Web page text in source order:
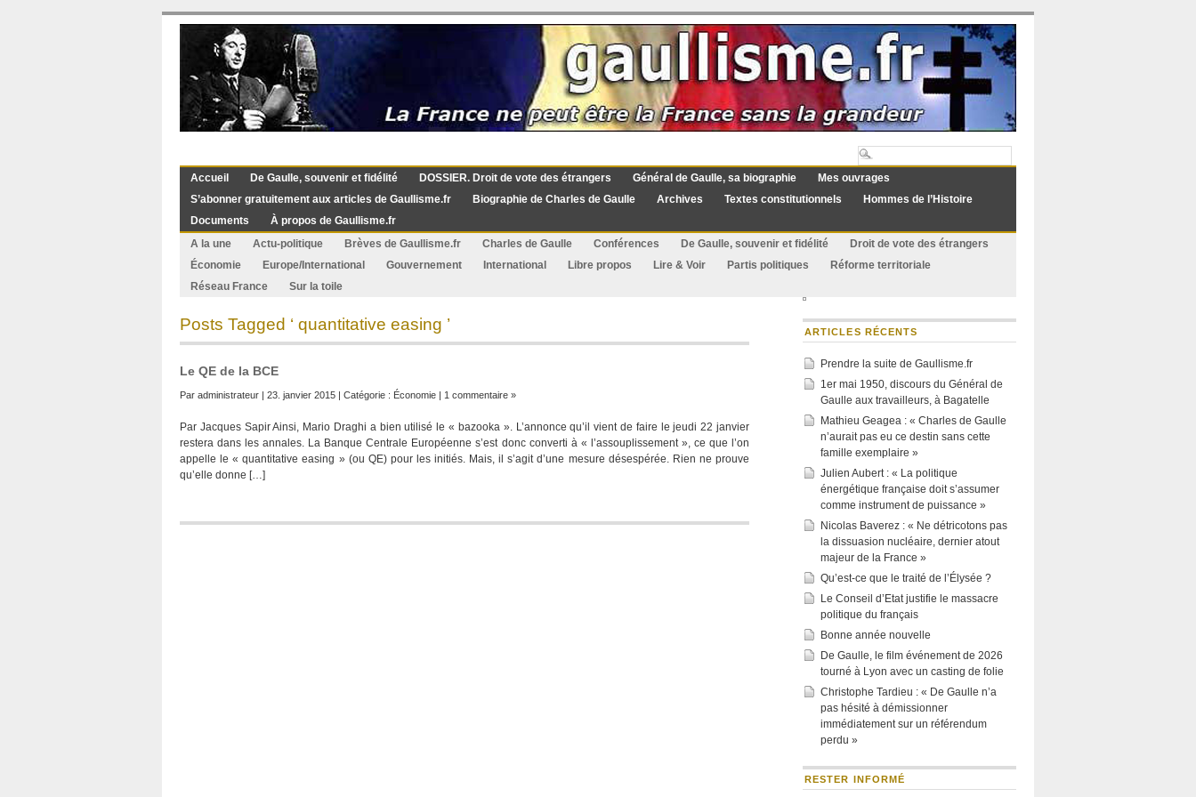
Accueil De Gaulle, souvenir et fidélité DOSSIER. Droit de vote des étrangers Général de Gaulle, sa biographie
Mes ouvrages
S’abonner gratuitement aux articles de Gaullisme.fr
Biographie de Charles de Gaulle Archives Textes constitutionnels
Hommes de l’Histoire
Documents
À propos de Gaullisme.fr
A la une
Actu-politique Brèves de Gaullisme.fr Charles de Gaulle Conférences De Gaulle, souvenir et fidélité
Droit de vote des étrangers
Économie
Europe/International Gouvernement International Libre propos Lire & Voir Partis politiques
Réforme territoriale
Réseau France
Sur la toile
Posts Tagged ‘ quantitative easing ’
Le QE de la BCE
Par administrateur | 23. janvier 2015 | Catégorie : Économie | 1 commentaire »
Par Jacques Sapir Ainsi, Mario Draghi a bien utilisé le « bazooka ». L’annonce qu’il vient de faire le jeudi 22 janvier
restera dans les annales. La Banque Centrale Européenne s’est donc converti à « l’assouplissement », ce que l’on
appelle le « quantitative easing » (ou QE) pour les initiés. Mais, il s’agit d’une mesure désespérée. Rien ne prouve
qu’elle donne […]
ARTICLES RÉCENTS
Prendre la suite de Gaullisme.fr
1er mai 1950, discours du Général de
Gaulle aux travailleurs, à Bagatelle
Mathieu Geagea : « Charles de Gaulle
n’aurait pas eu ce destin sans cette
famille exemplaire »
Julien Aubert : « La politique
énergétique française doit s’assumer
comme instrument de puissance »
Nicolas Baverez : « Ne détricotons pas
la dissuasion nucléaire, dernier atout
majeur de la France »
Qu’est-ce que le traité de l’Élysée ?
Le Conseil d’Etat justifie le massacre
politique du français
Bonne année nouvelle
De Gaulle, le film événement de 2026
tourné à Lyon avec un casting de folie
Christophe Tardieu : « De Gaulle n’a
pas hésité à démissionner
immédiatement sur un référendum
perdu »
RESTER INFORMÉ